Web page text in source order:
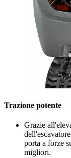
Trazione potente
Grazie
porta a forze
migliori.